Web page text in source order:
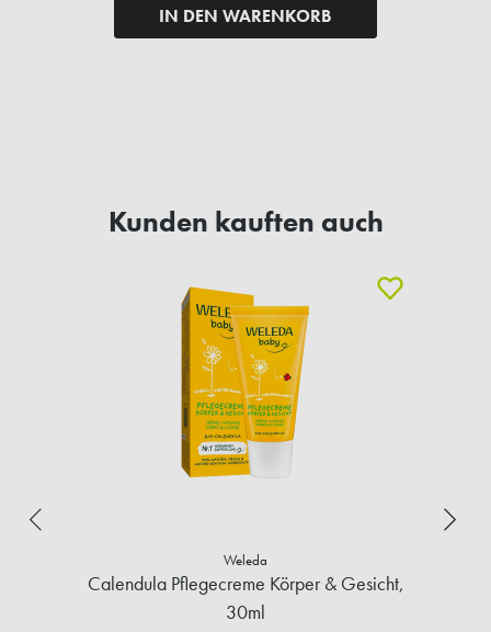
IN DEN WARENKORB
Kunden kauften auch
Weleda
Calendula Pflegecreme Körper & Gesicht,
30ml